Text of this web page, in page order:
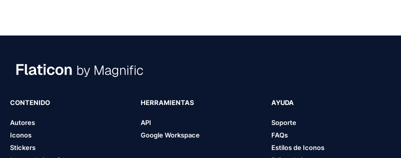
CONTENIDO
Autores
Iconos
Stickers
HERRAMIENTAS
API
Google Workspace
AYUDA
Soporte
FAQs
Estilos de Iconos